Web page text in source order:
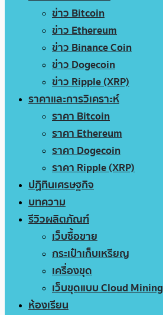
ข่าว Bitcoin
ข่าว Ethereum
ข่าว Binance Coin
ข่าว Dogecoin
ข่าว Ripple (XRP)
ราคาและการวิเคราะห์
ราคา Bitcoin
ราคา Ethereum
ราคา Dogecoin
ราคา Ripple (XRP)
ปฏิทินเศรษฐกิจ
บทความ
รีวิวผลิตภัณฑ์
เว็บซื้อขาย
กระเป๋าเก็บเหรียญ
เครื่องขุด
เว็บขุดแบบ Cloud Mining
ห้องเรียน